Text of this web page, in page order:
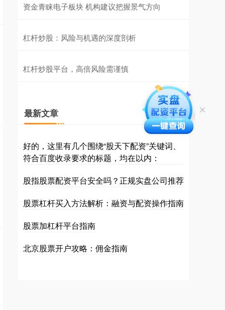
资金青睐电子板块 机构建议把握景气方向
杠杆炒股：风险与机遇的深度剖析
杠杆炒股平台，高倍风险需谨慎
最新文章
好的，这里有几个围绕“股天下配资”关键词、
符合百度收录要求的标题，均在以内：
股指股票配资平台安全吗？正规实盘公司推荐
股票杠杆买入方法解析：融资与配资操作指南
股票加杠杆平台指南
北京股票开户攻略：佣金指南